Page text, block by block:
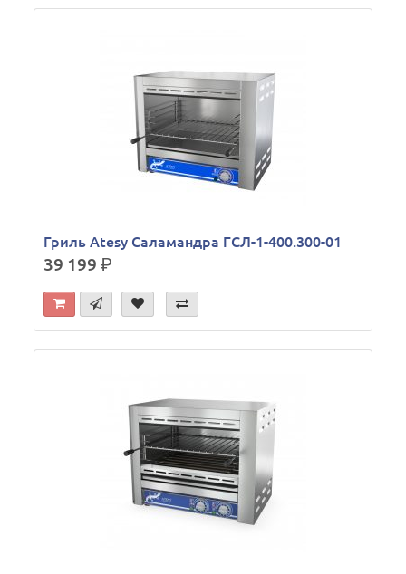
Гриль Atesy Саламандра ГСЛ-1-400.300-01
39 199р.